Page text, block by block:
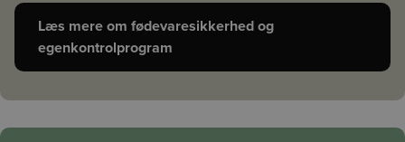
Læs mere om fødevaresikkerhed og
egenkontrolprogram